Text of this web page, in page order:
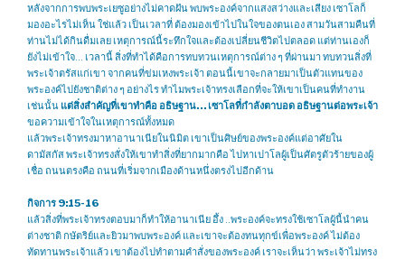
หลังจากการพบพระเยซูอย่างไม่คาดฝัน พบพระองค์จากแสงสว่างและเสียง เซาโลก็
มองอะไรไม่เห็น ใช่แล้ว เป็นเวลาที่ ต้องมองเข้าไปในใจของตนเอง สามวันสามคืนที่
ท่านไม่ได้กินดื่มเลย เหตุการณ์นี้ระทึกใจและต้องเปลี่ยนชีวิตไปตลอด แต่ท่านเองก็
ยังไม่เข้าใจ… เวลานี้ สิ่งที่ทำได้คือการทบทวนเหตุการณ์ต่าง ๆ ที่ผ่านมา ทบทวนสิ่งที่
พระเจ้าตรัสแก่เขา จากคนที่ข่มเหงพระเจ้า ตอนนี้เขาจะกลายมาเป็นตัวแทนของ
พระองค์ไปยังชาติต่าง ๆ อย่างไร ทำไมพระเจ้าทรงเลือกที่จะให้เขาเป็นคนที่ทำงาน
เช่นนั้น แต่สิ่งสำคัญที่เขาทำคือ อธิษฐาน… เซาโลที่กำลังตาบอด อธิษฐานต่อพระเจ้า
ขอความเข้าใจในเหตุการณ์ทั้งหมด
แล้วพระเจ้าทรงมาหาอานาเนียในนิมิต เขาเป็นศิษย์ของพระองค์แต่อาศัยใน
ดามัสกัส พระเจ้าทรงสั่งให้เขาทำสิ่งที่ยากมากคือ ไปหาเปาโลผู้เป็นศัตรูตัวร้ายของผู้
เชื่อ ถนนตรงคือ ถนนที่เริ่มจากเมืองด้านหนึ่งตรงไปอีกด้าน
กิจการ 9:15-16
แล้วสิ่งที่พระเจ้าทรงตอบมาก็ทำให้อานาเนีย อึ้ง ..​พระองค์จะทรงใช้เซาโลผู้นี้นำคน
ต่างชาติ กษัตริย์และยิวมาพบพระองค์ และเขาจะต้องทนทุกข์เพื่อพระองค์ ไม่ต้อง
ทัดทานพระเจ้าแล้ว เขาต้องไปทำตามคำสั่งของพระองค์ เราจะเห็นว่า พระเจ้าไม่ทรง